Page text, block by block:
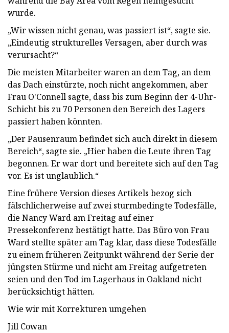
wurde.
„Wir wissen nicht genau, was passiert ist“, sagte sie.
„Eindeutig strukturelles Versagen, aber durch was
verursacht?“
Die meisten Mitarbeiter waren an dem Tag, an dem
das Dach einstürzte, noch nicht angekommen, aber
Frau O'Connell sagte, dass bis zum Beginn der 4-Uhr-
Schicht bis zu 70 Personen den Bereich des Lagers
passiert haben könnten.
„Der Pausenraum befindet sich auch direkt in diesem
Bereich“, sagte sie. „Hier haben die Leute ihren Tag
begonnen. Er war dort und bereitete sich auf den Tag
vor. Es ist unglaublich.“
Eine frühere Version dieses Artikels bezog sich
fälschlicherweise auf zwei sturmbedingte Todesfälle,
die Nancy Ward am Freitag auf einer
Pressekonferenz bestätigt hatte. Das Büro von Frau
Ward stellte später am Tag klar, dass diese Todesfälle
zu einem früheren Zeitpunkt während der Serie der
jüngsten Stürme und nicht am Freitag aufgetreten
seien und den Tod im Lagerhaus in Oakland nicht
berücksichtigt hätten.
Wie wir mit Korrekturen umgehen
Jill Cowan